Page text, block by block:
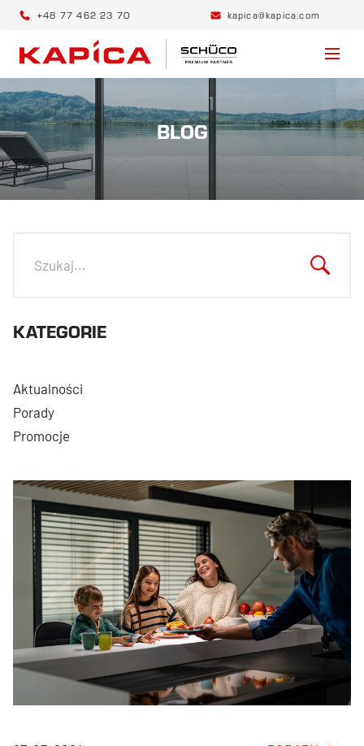
+48 77 462 23 70 kapica@kapica.com
BLOG
KATEGORIE
Aktualności
Porady
Promocje